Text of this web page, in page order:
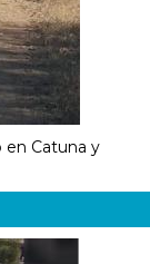
en Catuna y